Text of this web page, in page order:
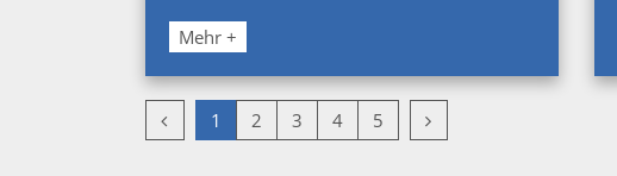
Mehr +
Vorherige Seite
1 2 3 4 5 Nächste Seite